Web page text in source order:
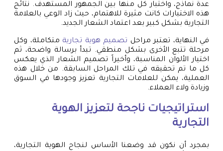
عدة نماذج، واختبار كل منها بين الجمهور المستهدف. نتائج
هذه الاختبارات كانت مثيرة للاهتمام، حيث زاد الوعي بالعلامة
التجارية بشكل كبير بعد اعتماد الشعار الجديد.
في النهاية، تعتبر مراحل تصميم هوية تجارية متكاملة، وكل
مرحلة تتبع الأخرى بشكل منطقي. تبدأ برسالة واضحة، ثم
اختيار الألوان المناسبة، وأخيراً تصميم الشعار الذي يعكس
كل ما تم تحقيقه في تلك المراحل السابقة. من خلال هذه
العملية، يمكن للعلامات التجارية تعزيز وجودها في السوق
وزيادة ولاء العملاء.
استراتيجيات ناجحة لتعزيز الهوية
التجارية
بمجرد أن نكون قد وضعنا الأساس لنجاح الهوية التجارية،